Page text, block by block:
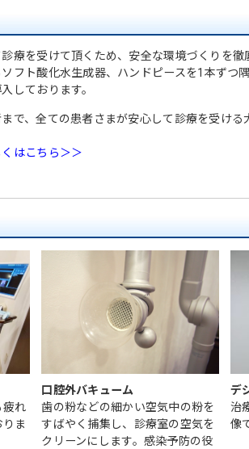
療を受けて頂くため、安全な環境づくりを徹
フト酸化水生成器、ハンドピースを1本ずつ
しております。
で、全ての患者さまが安心して診療を受ける
はこちら＞＞
疲れ
ま
口腔外バキューム
歯の粉などの細かい空気中の粉を
すばやく捕集し、診療室の空気を
クリーンにします。感染予防の役
デ
治
像